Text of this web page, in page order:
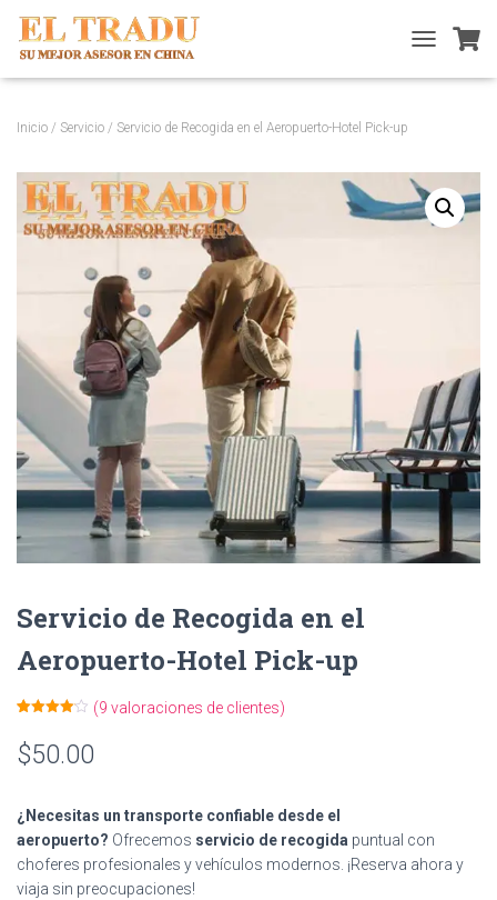
O
A
V
Inicio / Servicio / Servicio de Recogida en el Aeropuerto-Hotel Pick-up
Servicio de Recogida en el
Aeropuerto-Hotel Pick-up
con
de 5 en
base a
(9 valoraciones de clientes)
$50.00
¿Necesitas un transporte confiable desde el
aeropuerto? Ofrecemos servicio de recogida puntual con
choferes profesionales y vehículos modernos. ¡Reserva ahora y
viaja sin preocupaciones!